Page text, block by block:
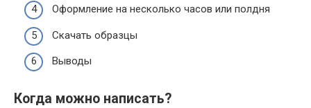
Оформление на несколько часов или полдня
Скачать образцы
Выводы
Когда можно написать?